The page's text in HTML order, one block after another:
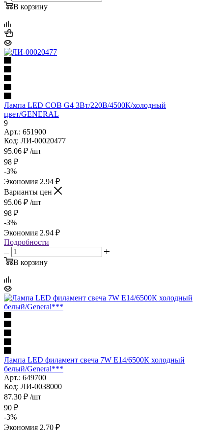
В корзину
Лампа LED COB G4 3Вт/220В/4500К/холодный
цвет/GENERAL
9
Арт.: 651900
Код: ЛИ-00020477
95.06 ₽ /шт
98 ₽
-3%
Экономия 2.94 ₽
Варианты цен
95.06 ₽ /шт
98 ₽
-3%
Экономия 2.94 ₽
Подробности
В корзину
Лампа LED филамент свеча 7W Е14/6500К холодный
белый/General***
Арт.: 649700
Код: ЛИ-0038000
87.30 ₽ /шт
90 ₽
-3%
Экономия 2.70 ₽